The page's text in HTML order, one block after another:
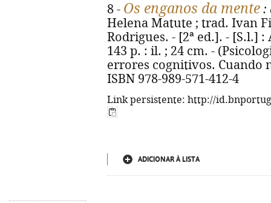
8 - Os enganos da mente :
Helena Matute ; trad. Ivan
Rodrigues. - [2ª ed.]. - [S.l.]
143 p. : il. ; 24 cm. -
errores cognitivos. Cuando
ISBN 978-989-571-412-4
Link persistente: http://
ADICIONAR À LISTA